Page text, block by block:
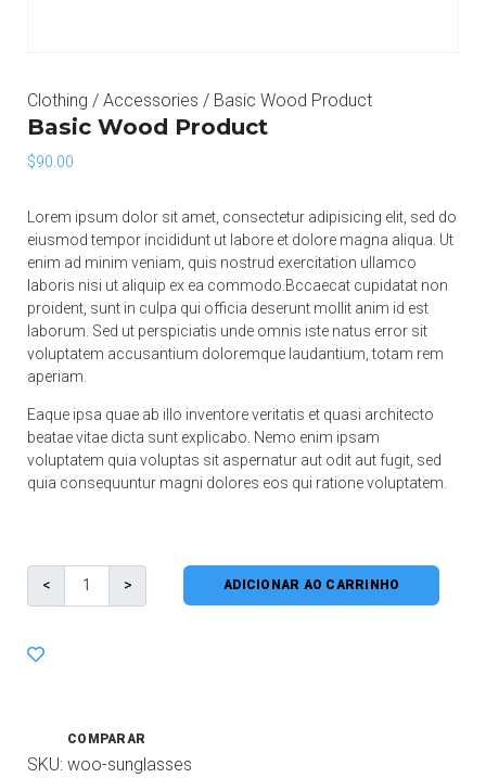
Clothing / Accessories / Basic Wood Product
Basic Wood Product
$90.00
Lorem ipsum dolor sit amet, consectetur adipisicing elit, sed do
eiusmod tempor incididunt ut labore et dolore magna aliqua. Ut
enim ad minim veniam, quis nostrud exercitation ullamco
laboris nisi ut aliquip ex ea commodo.Bccaecat cupidatat non
proident, sunt in culpa qui officia deserunt mollit anim id est
laborum. Sed ut perspiciatis unde omnis iste natus error sit
voluptatem accusantium doloremque laudantium, totam rem
aperiam.
Eaque ipsa quae ab illo inventore veritatis et quasi architecto
beatae vitae dicta sunt explicabo. Nemo enim ipsam
voluptatem quia voluptas sit aspernatur aut odit aut fugit, sed
quia consequuntur magni dolores eos qui ratione voluptatem.
ADICIONAR AO CARRINHO
COMPARAR
SKU: woo-sunglasses